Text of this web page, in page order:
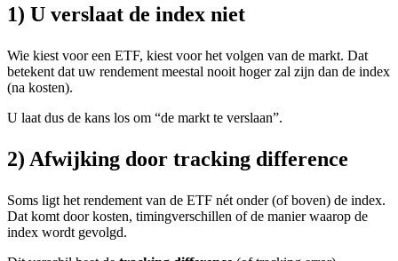
1) U verslaat de index niet
Wie kiest voor een ETF, kiest voor het volgen van de markt. Dat
betekent dat uw rendement meestal nooit hoger zal zijn dan de index
(na kosten).
U laat dus de kans los om “de markt te verslaan”.
2) Afwijking door tracking difference
Soms ligt het rendement van de ETF nét onder (of boven) de index.
Dat komt door kosten, timingverschillen of de manier waarop de
index wordt gevolgd.